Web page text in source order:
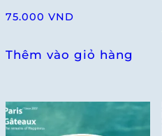
75.000 VND
Thêm vào giỏ hàng